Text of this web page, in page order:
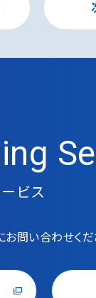
ビス
問い合わせくだ